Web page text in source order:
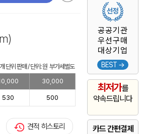
공공기관
우선구매
대상기업
BEST →
최저가를
약속드립니다
카드 간편결제
단위 판매 / 단위: 원 부가세별도
30,000
530 500
견적 히스토리